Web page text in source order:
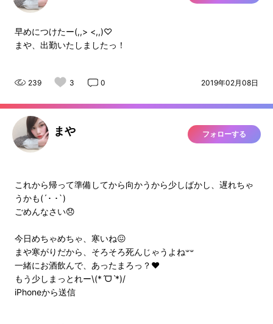
早めにつけたー(,,> <,,)♡
まや、出勤いたしましたっ！
239 3 0 2019年02月08日
まや フォローする
これから帰って準備してから向かうから少しばかし、遅れちゃ
うかも(´･ ･`)
ごめんなさい😞
今日めちゃめちゃ、寒いね😖
一緒にお酒飲んで、あったまろっ？❤️
もう少しまっとれー\(*ˊᗜˋ*)/
iPhoneから送信